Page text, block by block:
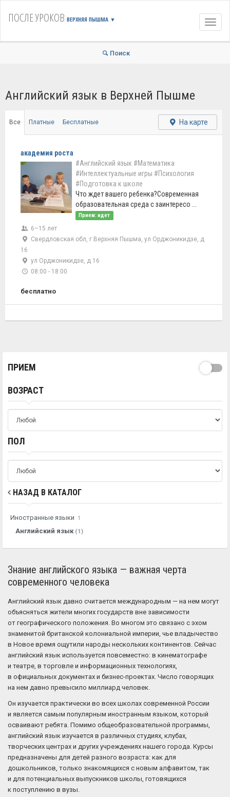
ПОСЛЕ УРОКОВ ВЕРХНЯЯ ПЫШМА ▼
Поиск
Английский язык в Верхней Пышме
Все Платные Бесплатные На карте
академия роста
#Английский язык #Математика
#Интеллектуальные игры #Психология
#Подготовка к школе
Что ждет вашего ребенка?Современная
образовательная среда с заинтересо ...
Прием: идет
6–15 лет
Свердловская обл, г Верхняя Пышма, ул Орджоникидзе, д
16
ул Орджоникидзе, д 16
08:00 - 18:00
бесплатно
ПРИЕМ
ВОЗРАСТ
ПОЛ
НАЗАД В КАТАЛОГ
Иностранные языки 1
Английский язык (1)
Знание английского языка — важная черта
современного человека
Английский язык давно считается международным — на нем могут
объясняться жители многих государств вне зависимости
от географического положения. Во многом это связано с эхом
знаменитой британской колониальной империи, чье владычество
в Новое время ощутили народы нескольких континентов. Сейчас
английский язык используется повсеместно: в кинематографе
и театре, в торговле и информационных технологиях,
в официальных документах и бизнес-проектах. Число говорящих
на нем давно превысило миллиард человек.
Он изучается практически во всех школах современной России
и является самым популярным иностранным языком, который
осваивают ребята. Помимо общеобразовательной программы,
английский язык изучается в различных студиях, клубах,
творческих центрах и других учреждениях нашего города. Курсы
предназначены для детей разного возраста: как для
дошкольников, только знакомящихся с новым алфавитом, так
и для потенциальных выпускников школы, готовящихся
к поступлению в вузы.